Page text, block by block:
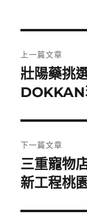
章
導
覽
上一篇文章
上
一
文
章:
壯陽藥挑
DOKKAN
下一篇文章
下
一
文
三重寵物
新工程桃